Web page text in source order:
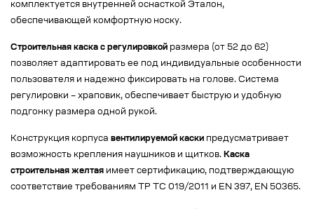
комплектуется внутренней оснасткой Эталон,
обеспечивающей комфортную носку.
Строительная каска с регулировкой размера (от 52 до 62)
позволяет адаптировать ее под индивидуальные особенности
пользователя и надежно фиксировать на голове. Система
регулировки – храповик, обеспечивает быструю и удобную
подгонку размера одной рукой.
Конструкция корпуса вентилируемой каски предусматривает
возможность крепления наушников и щитков. Каска
строительная желтая имеет сертификацию, подтверждающую
соответствие требованиям ТР ТС 019/2011 и EN 397, EN 50365.